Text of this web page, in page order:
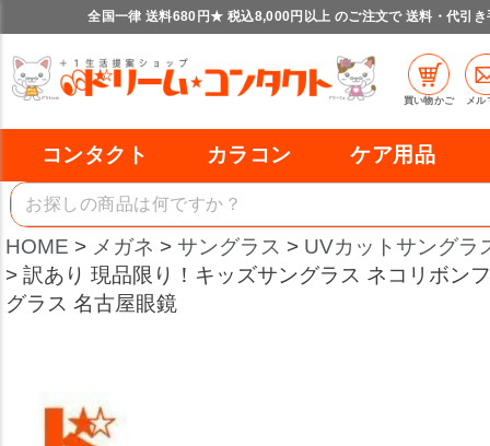
全国一律 送料680円★ 税込8,000円以上 のご注文で 送料・代引き
買い物かご メル
コンタクト カラコン ケア用品
HOME メガネ サングラス
UVカットサングラ
訳あり 現品限り！キッズサングラス ネコリボン
グラス 名古屋眼鏡